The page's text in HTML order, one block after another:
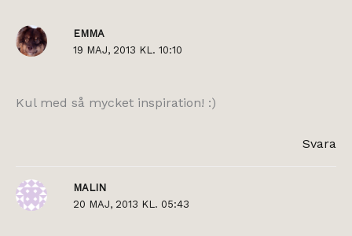
EMMA
19 MAJ, 2013 KL. 10:10
Kul med så mycket inspiration! :)
Svara
MALIN
20 MAJ, 2013 KL. 05:43